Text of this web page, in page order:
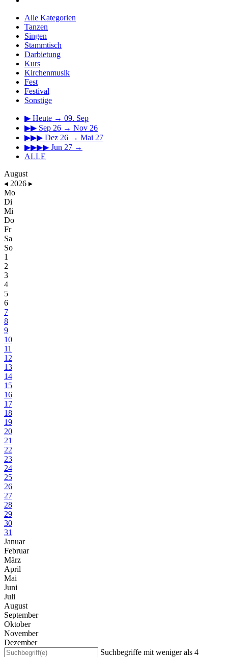
Alle Kategorien
Tanzen
Singen
Stammtisch
Darbietung
Kurs
Kirchenmusik
Fest
Festival
Sonstige
▶ Heute → 09. Sep
▶▶ Sep 26 → Nov 26
▶▶▶ Dez 26 → Mai 27
▶▶▶▶ Jun 27 →
ALLE
August
◂ 2026 ▸
Mo
Di
Mi
Do
Fr
Sa
So
1
2
3
4
5
6
7
8
9
10
11
12
13
14
15
16
17
18
19
20
21
22
23
24
25
26
27
28
29
30
31
Januar
Februar
März
April
Mai
Juni
Juli
August
September
Oktober
November
Dezember
Suchbegriffe mit weniger als 4